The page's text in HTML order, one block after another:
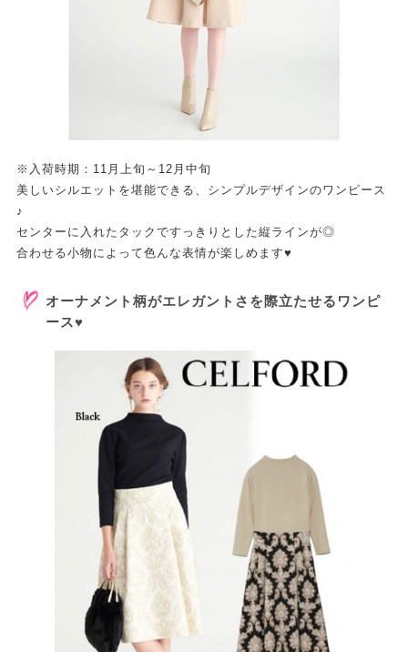
※入荷時期：11月上旬～12月中旬
美しいシルエットを堪能できる、シンプルデザインのワンピース
♪
センターに入れたタックですっきりとした縦ラインが◎
合わせる小物によって色んな表情が楽しめます♥
オーナメント柄がエレガントさを際立たせるワンピ
ース♥